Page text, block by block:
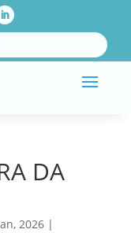
DA
2026|